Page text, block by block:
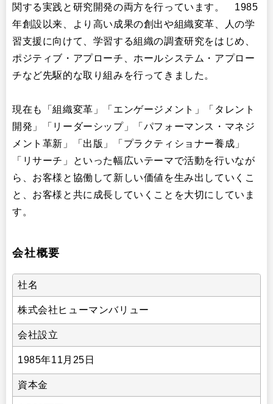
プライバシーポリシー
採用について
出版
プラクティショナー養成
リサーチ
イベント・セミナー
イベント・セミナー
リサーチ
出版
検索
関する実践と研究開発の両方を行っています。 1985
年創設以来、より高い成果の創出や組織変革、人の学
習支援に向けて、学習する組織の調査研究をはじめ、
ポジティブ・アプローチ、ホールシステム・アプロー
チなど先駆的な取り組みを行ってきました。
現在も「組織変革」「エンゲージメント」「タレント
開発」「リーダーシップ」「パフォーマンス・マネジ
メント革新」「出版」「プラクティショナー養成」
「リサーチ」といった幅広いテーマで活動を行いなが
ら、お客様と協働して新しい価値を生み出していくこ
と、お客様と共に成長していくことを大切にしていま
す。
会社概要
社名
株式会社ヒューマンバリュー
会社設立
1985年11月25日
資本金